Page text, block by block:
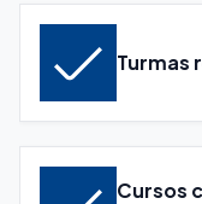
Turmas
Cursos